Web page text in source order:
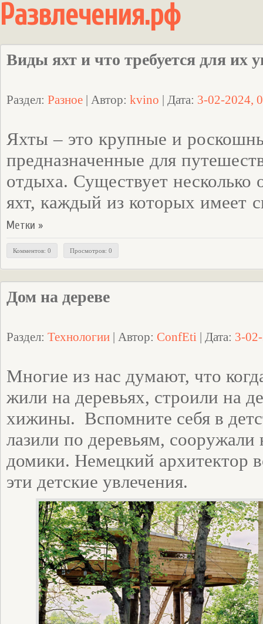
Развлечения.рф
Виды яхт и что требуется для их
Раздел: Разное | Автор: kvino | Дата: 3-02-2024,
Яхты – это крупные и
предназначенные для
отдыха. Существует несколько
яхт, каждый из которых имеет
Метки »
Комментов: 0 Просмотров: 0
Дом на дереве
Раздел: Технологии | Автор: ConfEti | Дата: 3-
Многие из нас думают, что
жили на деревьях, строили на
хижины. Вспомните себя в
лазили по деревьям,
домики. Немецкий архитектор
эти детские увлечения.